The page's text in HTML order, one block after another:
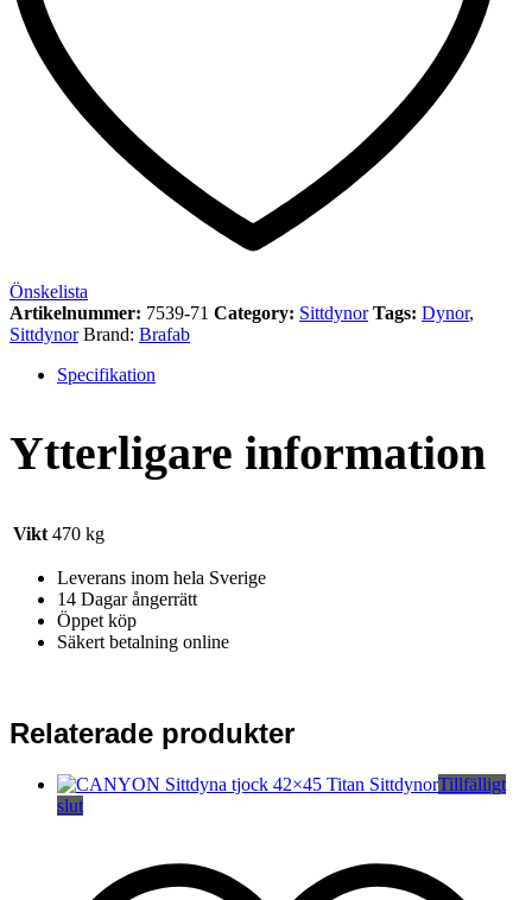
Önskelista
Artikelnummer: 7539-71 Category: Sittdynor Tags: Dynor,
Sittdynor Brand: Brafab
Specifikation
Ytterligare information
Vikt 470 kg
Leverans inom hela Sverige
14 Dagar ångerrätt
Öppet köp
Säkert betalning online
Relaterade produkter
Tillfälligt
slut